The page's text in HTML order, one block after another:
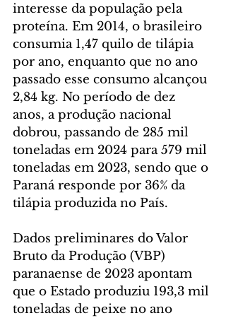
interesse da população pela
proteína. Em 2014, o brasileiro
consumia 1,47 quilo de tilápia
por ano, enquanto que no ano
passado esse consumo alcançou
2,84 kg. No período de dez
anos, a produção nacional
dobrou, passando de 285 mil
toneladas em 2024 para 579 mil
toneladas em 2023, sendo que o
Paraná responde por 36% da
tilápia produzida no País.
Dados preliminares do Valor
Bruto da Produção (VBP)
paranaense de 2023 apontam
que o Estado produziu 193,3 mil
toneladas de peixe no ano